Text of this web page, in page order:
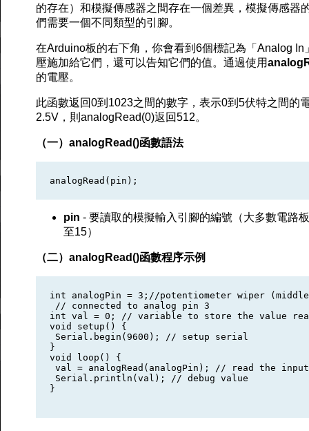
的存在）和模擬傳感器之間存在一個差異，模擬傳感器
們需要一個不同類型的引腳。
在Arduino板的右下角，你會看到6個標記為「Analog
壓施加給它們，還可以告知它們的值。通過使用
的電壓。
此函數返回0到1023之間的數字，表示0到5伏特之間的
2.5V，則analogRead(0)返回512。
（一）analogRead()函數語法
pin - 要讀取的模擬輸入引腳的編號（大多數電路
至15）
（二）analogRead()函數程序示例
int analogPin = 3;//potentiometer wiper
// connected to analog pin 3
int val = 0; // variable to store the value
void setup() {
Serial.begin(9600); // setup serial
}
void loop() {
val = analogRead(analogPin); // read the
Serial.println(val); // debug value
}